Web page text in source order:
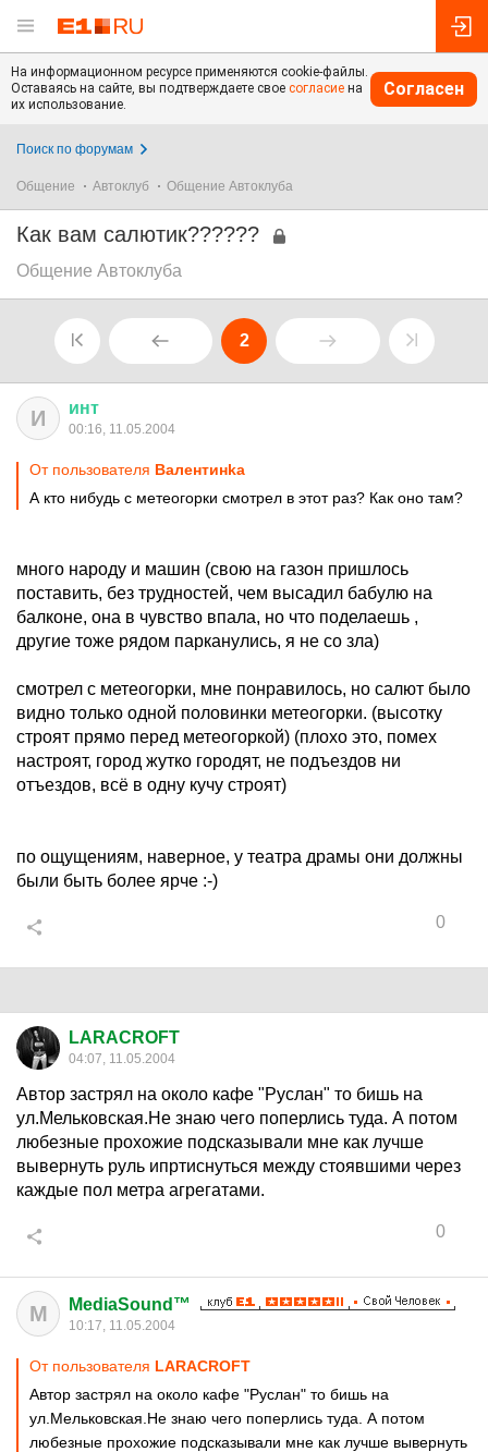
На информационном ресурсе применяются cookie-файлы.
Оставаясь на сайте, вы подтверждаете свое согласие на
их использование.
Согласен
Поиск по форумам
Общение Автоклуб Общение Автоклуба
Как вам салютик??????
Общение Автоклуба
2
И инт
00:16, 11.05.2004
От пользователя Валентинkа
А кто нибудь с метеогорки смотрел в этот раз? Как оно там?
много народу и машин (свою на газон пришлось
поставить, без трудностей, чем высадил бабулю на
балконе, она в чувство впала, но что поделаешь ,
другие тоже рядом парканулись, я не со зла)
смотрел с метеогорки, мне понравилось, но салют было
видно только одной половинки метеогорки. (высотку
строят прямо перед метеогоркой) (плохо это, помех
настроят, город жутко городят, не подъездов ни
отъездов, всё в одну кучу строят)
по ощущениям, наверное, у театра драмы они должны
были быть более ярче :-)
0
LARACROFT
04:07, 11.05.2004
Автор застрял на около кафе "Руслан" то бишь на
ул.Мельковская.Не знаю чего поперлись туда. А потом
любезные прохожие подсказывали мне как лучше
вывернуть руль ипртиснуться между стоявшими через
каждые пол метра агрегатами.
0
M MediaSound™
10:17, 11.05.2004
От пользователя LARACROFT
Автор застрял на около кафе "Руслан" то бишь на
ул.Мельковская.Не знаю чего поперлись туда. А потом
любезные прохожие подсказывали мне как лучше вывернуть